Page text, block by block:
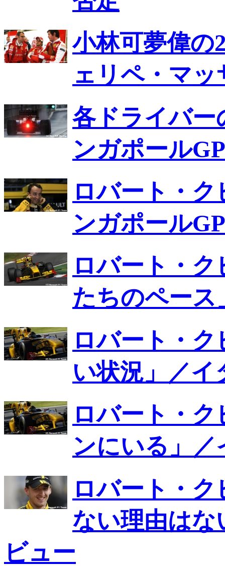
小林可夢偉の
ェリペ・マッ
各ドライバー
ンガポール
ロバート・
ンガポール
ロバート・
たちのペース
ロバート・
い状況」／イ
ロバート・
ンにいる」／
ロバート・
ない理由はな
ビュー